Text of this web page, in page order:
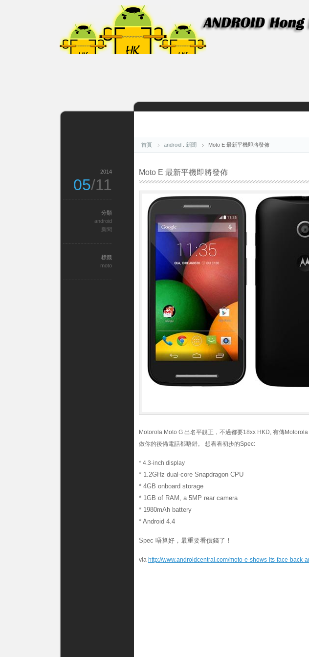
首頁 android 新聞 Moto E 最新平機即將發佈
Moto E 最新平機即將發佈
Motorola Moto G 出名平靚正，不過都要18xx HKD, 有傳
做你的後備電話都唔錯。 想看看初步的Spec:
* 4.3-inch display
* 1.2GHz dual-core Snapdragon CPU
* 4GB onboard storage
* 1GB of RAM, a 5MP rear camera
* 1980mAh battery
* Android 4.4
Spec 唔算好，最重要看價錢了！
via http://www.androidcentral.com/moto-e-shows-its-face-
2014
05/11
分類
android
新聞
標籤
moto